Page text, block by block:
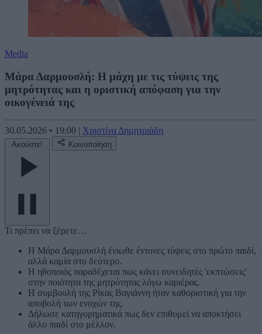
Media
Μάρα Δαρμουσλή: Η μάχη με τις τύψεις της
μητρότητας και η οριστική απόφαση για την
οικογένειά της
30.05.2026 • 19:00 | Χριστίνα Δημητριάδη
Ακούστε! Κοινοποίηση
Τι πρέπει να ξέρετε…
Η Μάρα Δαρμουσλή ένιωθε έντονες τύψεις στο πρώτο παιδί,
αλλά καμία στο δεύτερο.
Η ηθοποιός παραδέχεται πως κάνει συνειδητές 'εκπτώσεις'
στην ποιότητα της μητρότητας λόγω καριέρας.
Η συμβουλή της Ρίκας Βαγιάννη ήταν καθοριστική για την
αποβολή των ενοχών της.
Δήλωσε κατηγορηματικά πως δεν επιθυμεί να αποκτήσει
άλλο παιδί στο μέλλον.